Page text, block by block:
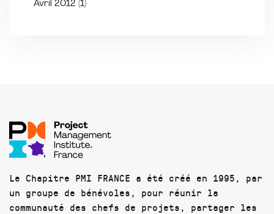
Avril 2012 (1)
Le Chapitre PMI FRANCE a été créé en 1995, par
un groupe de bénévoles, pour réunir la
communauté des chefs de projets, partager les